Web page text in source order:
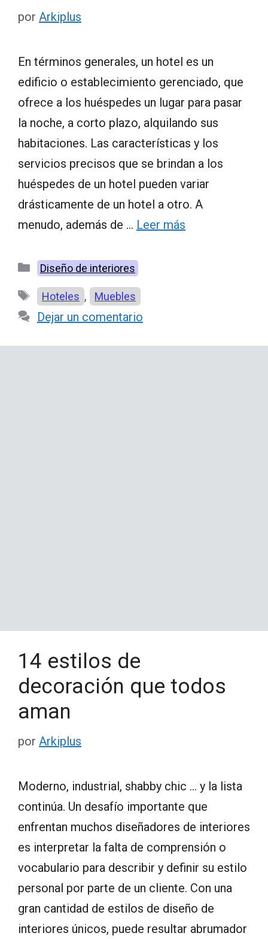
por Arkiplus
En términos generales, un hotel es un
edificio o establecimiento gerenciado, que
ofrece a los huéspedes un lugar para pasar
la noche, a corto plazo, alquilando sus
habitaciones. Las características y los
servicios precisos que se brindan a los
huéspedes de un hotel pueden variar
drásticamente de un hotel a otro. A
menudo, además de … Leer más
Categorías
Diseño de interiores
Etiquetas
Hoteles , Muebles
Dejar un comentario
14 estilos de
decoración que todos
aman
por Arkiplus
Moderno, industrial, shabby chic … y la lista
continúa. Un desafío importante que
enfrentan muchos diseñadores de interiores
es interpretar la falta de comprensión o
vocabulario para describir y definir su estilo
personal por parte de un cliente. Con una
gran cantidad de estilos de diseño de
interiores únicos, puede resultar abrumador